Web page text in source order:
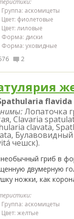
Группа: аскомицеты
Цвет: фиолетовые
Цвет: лиловые
Форма: диски
Форма: уховидные
2
flavida
Лопаточка
Clavaria
clavata,
чешск).
гриб в
двумерную
ножки, как
Группа: аскомицеты
Цвет: желтые